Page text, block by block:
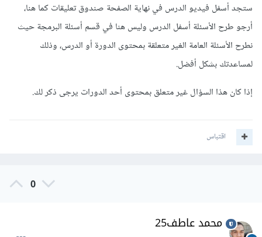
ستجد أسفل فيديو الدرس في نهاية الصفحة صندوق تعليقات كما هنا،
أرجو طرح الأسئلة أسفل الدرس وليس هنا في قسم أسئلة البرمجة حيث
نطرح الأسئلة العامة الغير متعلقة بمحتوى الدورة أو الدرس، وذلك
لمساعدتك بشكل أفضل.
إذا كان هذا السؤال غير متعلق بمحتوى أحد الدورات يرجى ذكر لك.
اقتباس
0
محمد عاطف25